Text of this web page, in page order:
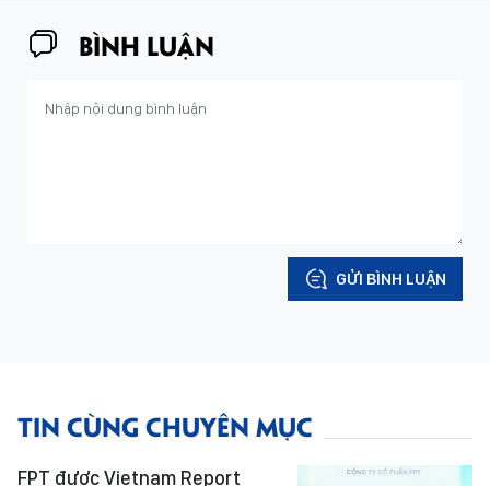
BÌNH LUẬN
GỬI BÌNH LUẬN
TIN CÙNG CHUYÊN MỤC
FPT được Vietnam Report